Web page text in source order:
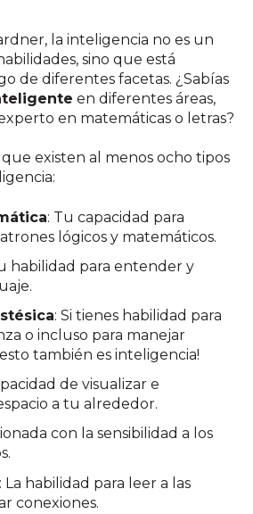
la inteligencia no es un
sino que está
de diferentes facetas. ¿Sabías
en diferentes áreas,
en matemáticas o letras?
existen al menos ocho tipos
: Tu capacidad para
lógicos y matemáticos.
habilidad para entender y
: Si tienes habilidad para
o incluso para manejar
también es inteligencia!
de visualizar e
a tu alrededor.
con la sensibilidad a los
: La habilidad para leer a las
conexiones.